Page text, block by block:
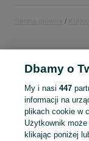
laweta
Dbamy o
My i nasi 447
informacji na
plikach cookie w
Użytkownik
klikając poniżej